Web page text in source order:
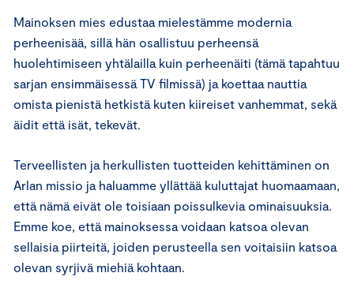
Mainoksen mies edustaa mielestämme modernia
perheenisää, sillä hän osallistuu perheensä
huolehtimiseen yhtälailla kuin perheenäiti (tämä tapahtuu
sarjan ensimmäisessä TV filmissä) ja koettaa nauttia
omista pienistä hetkistä kuten kiireiset vanhemmat, sekä
äidit että isät, tekevät.
Terveellisten ja herkullisten tuotteiden kehittäminen on
Arlan missio ja haluamme yllättää kuluttajat huomaamaan,
että nämä eivät ole toisiaan poissulkevia ominaisuuksia.
Emme koe, että mainoksessa voidaan katsoa olevan
sellaisia piirteitä, joiden perusteella sen voitaisiin katsoa
olevan syrjivä miehiä kohtaan.